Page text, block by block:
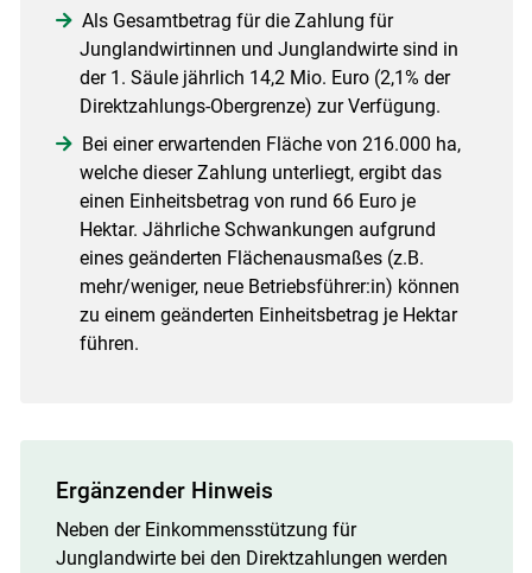
Als Gesamtbetrag für die Zahlung für
Junglandwirtinnen und Junglandwirte sind in
der 1. Säule jährlich 14,2 Mio. Euro (2,1% der
Direktzahlungs-Obergrenze) zur Verfügung.
Bei einer erwartenden Fläche von 216.000 ha,
welche dieser Zahlung unterliegt, ergibt das
einen Einheitsbetrag von rund 66 Euro je
Hektar. Jährliche Schwankungen aufgrund
eines geänderten Flächenausmaßes (z.B.
mehr/weniger, neue Betriebsführer:in) können
zu einem geänderten Einheitsbetrag je Hektar
führen.
Ergänzender Hinweis
Neben der Einkommensstützung für
Junglandwirte bei den Direktzahlungen werden